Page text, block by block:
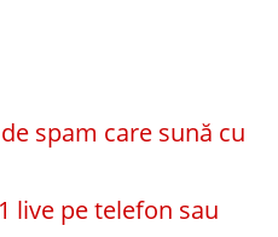
spam care sună cu
live pe telefon sau